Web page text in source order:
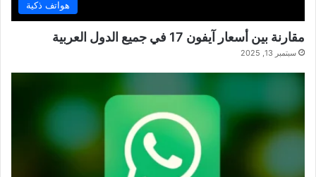
هواتف ذكية
مقارنة بين أسعار آيفون 17 في جميع الدول العربية
سبتمبر 13, 2025